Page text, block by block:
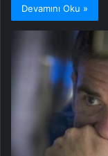
Devamını Oku »